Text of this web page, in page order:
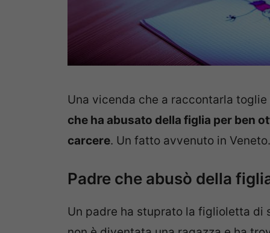
Una vicenda che a raccontarla
che ha abusato della figlia per ben
carcere. Un fatto avvenuto in Veneto.
Padre che abusò della
Un padre ha stuprato la figlioletta di